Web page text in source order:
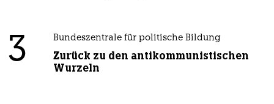
3 Bundeszentrale für politische Bildung
Zurück zu den antikommunistischen
Wurzeln